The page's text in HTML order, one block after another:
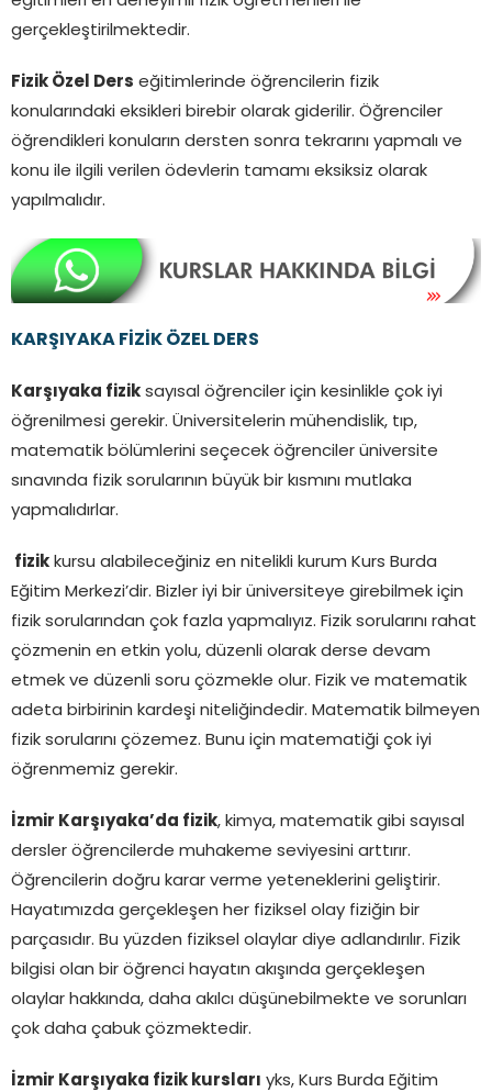
gerçekleştirilmektedir.
Fizik Özel Ders eğitimlerinde öğrencilerin fizik
konularındaki eksikleri birebir olarak giderilir. Öğrenciler
öğrendikleri konuların dersten sonra tekrarını yapmalı ve
konu ile ilgili verilen ödevlerin tamamı eksiksiz olarak
yapılmalıdır.
KARŞIYAKA FİZİK ÖZEL DERS
Karşıyaka fizik sayısal öğrenciler için kesinlikle çok iyi
öğrenilmesi gerekir. Üniversitelerin mühendislik, tıp,
matematik bölümlerini seçecek öğrenciler üniversite
sınavında fizik sorularının büyük bir kısmını mutlaka
yapmalıdırlar.
fizik kursu alabileceğiniz en nitelikli kurum Kurs Burda
Eğitim Merkezi’dir. Bizler iyi bir üniversiteye girebilmek için
fizik sorularından çok fazla yapmalıyız. Fizik sorularını rahat
çözmenin en etkin yolu, düzenli olarak derse devam
etmek ve düzenli soru çözmekle olur. Fizik ve matematik
adeta birbirinin kardeşi niteliğindedir. Matematik bilmeyen
fizik sorularını çözemez. Bunu için matematiği çok iyi
öğrenmemiz gerekir.
İzmir Karşıyaka’da fizik, kimya, matematik gibi sayısal
dersler öğrencilerde muhakeme seviyesini arttırır.
Öğrencilerin doğru karar verme yeteneklerini geliştirir.
Hayatımızda gerçekleşen her fiziksel olay fiziğin bir
parçasıdır. Bu yüzden fiziksel olaylar diye adlandırılır. Fizik
bilgisi olan bir öğrenci hayatın akışında gerçekleşen
olaylar hakkında, daha akılcı düşünebilmekte ve sorunları
çok daha çabuk çözmektedir.
İzmir Karşıyaka fizik kursları yks, Kurs Burda Eğitim